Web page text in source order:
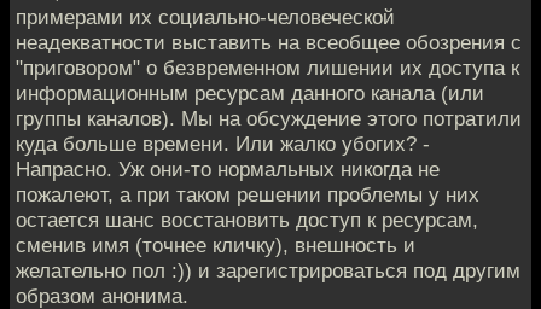
примерами их социально-человеческой
неадекватности выставить на всеобщее обозрения с
"приговором" о безвременном лишении их доступа к
информационным ресурсам данного канала (или
группы каналов). Мы на обсуждение этого потратили
куда больше времени. Или жалко убогих? -
Напрасно. Уж они-то нормальных никогда не
пожалеют, а при таком решении проблемы у них
остается шанс восстановить доступ к ресурсам,
сменив имя (точнее кличку), внешность и
желательно пол :)) и зарегистрироваться под другим
образом анонима.